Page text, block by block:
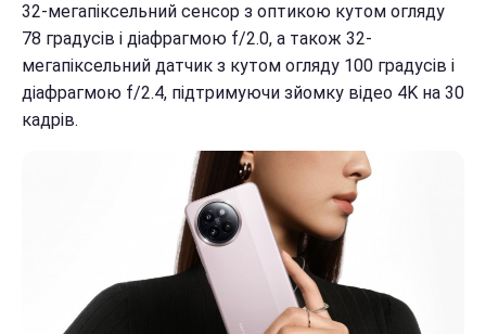
32-мегапіксельний сенсор з оптикою кутом огляду
78 градусів і діафрагмою f/2.0, а також 32-
мегапіксельний датчик з кутом огляду 100 градусів і
діафрагмою f/2.4, підтримуючи зйомку відео 4K на 30
кадрів.